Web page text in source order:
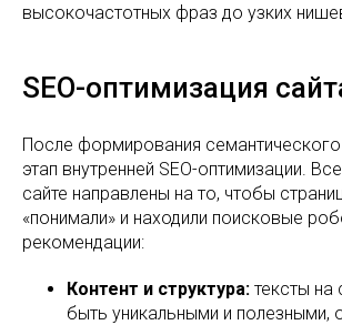
высокочастотных фраз до узких
SEO-оптимизация
После формирования семантического
этап внутренней SEO-оптимизации.
сайте направлены на то, чтобы
«понимали» и находили поисковые
рекомендации:
Контент и структура: тексты на
быть уникальными и полезными,